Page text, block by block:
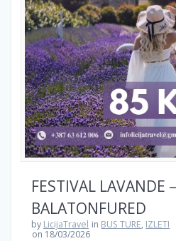
FESTIVAL LAVANDE
BALATONFURED
by LicijaTravel in BUS TURE, IZLETI
on 18/03/2026